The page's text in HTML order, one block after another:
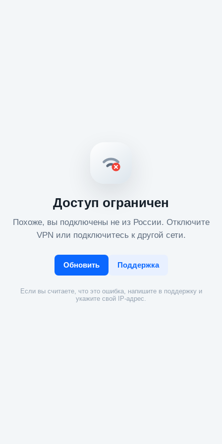
Доступ ограничен
Похоже, вы подключены не из России. Отключите
VPN или подключитесь к другой сети.
Обновить Поддержка
Если вы считаете, что это ошибка, напишите в поддержку и
укажите свой IP-адрес.